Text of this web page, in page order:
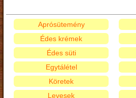
Aprósütemény
Édes krémek
Édes süti
Egytálétel
Köretek
Levesek